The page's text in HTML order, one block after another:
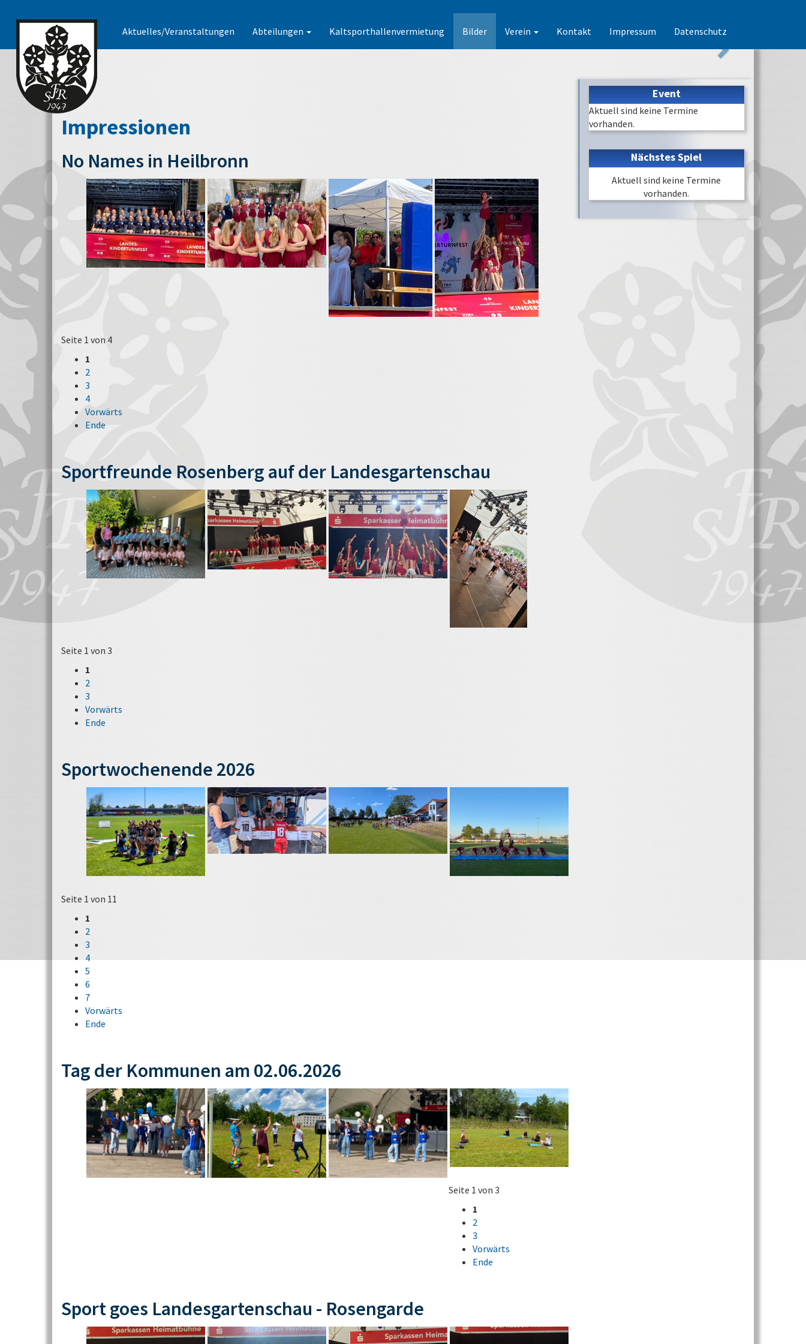
Aktuelles/Veranstaltungen Abteilungen Kaltsporthallenvermietung Bilder Verein Kontakt Impressum Datenschutz
Impressionen
No Names in Heilbronn
Seite 1 von 4
1
2
3
4
Vorwärts
Ende
Sportfreunde Rosenberg auf der Landesgartenschau
Seite 1 von 3
1
2
3
Vorwärts
Ende
Sportwochenende 2026
Seite 1 von 11
1
2
3
4
5
6
7
Vorwärts
Ende
Tag der Kommunen am 02.06.2026
Seite 1 von 3
1
2
3
Vorwärts
Ende
Sport goes Landesgartenschau - Rosengarde
Event
Aktuell sind keine Termine
vorhanden.
Nächstes Spiel
Aktuell sind keine Termine
vorhanden.